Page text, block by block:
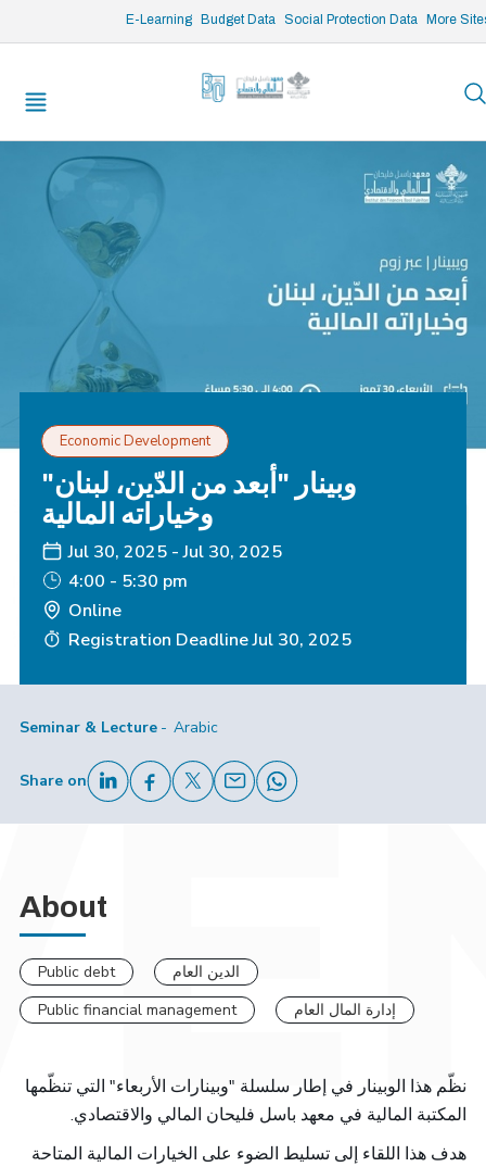
E-Learning Budget Data Social Protection Data More
/* opened search */
Economic Development
"وبينار "أبعد من الدّين، لبنان
وخياراته المالية
Jul 30, 2025 - Jul 30, 2025
4:00 - 5:30 pm
Online
Registration DeadlineJul 30, 2025
Seminar & Lecture Arabic
Share on
About
Public debt
الدين العام
Public financial management
إدارة المال العام
نظّم هذا الوبينار في إطار سلسلة "وبينارات الأربعاء" التي تنظّمها
المكتبة المالية في معهد باسل فليحان المالي والاقتصادي.
هدف هذا اللقاء إلى تسليط الضوء على الخيارات المالية المتاحة